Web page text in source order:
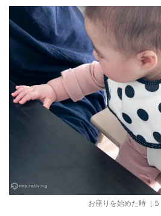
お座りを始めた時（５